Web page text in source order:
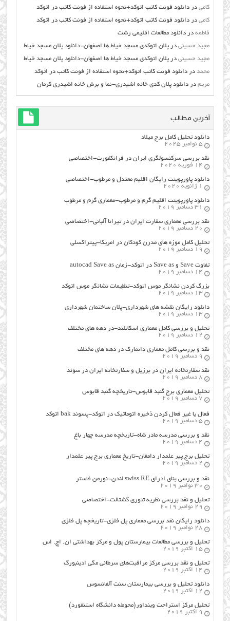
کامی دردانلود فونت کاتب اتوکد+نحوه استفاده از فونت کاتب در اتوکد
کامی دردانلود فونت کاتب اتوکد+نحوه استفاده از فونت کاتب در اتوکد
فاطمه دردانلود مطالعات اقليمي رشت
مجید حسینی درپلان اتوکدی مسجد خیاط ها اصفهان-دانلود پلان مسجد خیاط
مجید حسینی درپلان اتوکدی مسجد خیاط ها اصفهان-دانلود پلان مسجد خیاط
محمد دردانلود فونت کاتب اتوکد+نحوه استفاده از فونت کاتب در اتوکد
مریم دردانلود پلان کدی خانه اشیدری-نما و برش خانه اشیدری کرمان
آخرین مطالب
دانلود تحلیل کامل برج میلاد
5 نوامبر 2025
نقد بررسی سرکنسولگری ایران در فرانکفورت-اختصاصی
14 فوریه 2020
دانلود پاورپوینت رایگان اقلیم معتدل و مرطوب-اختصاصی
1 ژانویه 2020
دانلود پاورپوینت اقلیم گرم و مرطوب-معماری گرم و مرطوب
31 دسامبر 2019
نقد بررسی معماری سفارت ایران در تیرانا آلبانی-اختصاصی
20 دسامبر 2019
تحلیل کامل موزه های مدرن کودکان در امریکا-پیتراکسلی
19 دسامبر 2019
تفاوت Save و Save as در اتوکد-زمان autocad Save as
14 دسامبر 2019
بزرگ کردن نشانگر موس اتوکد-تنظیمات نشانگر موس اتوکد
13 دسامبر 2019
دانلود رایگان نقشه های شهرداری-پلان ساختمان شهرداری
13 دسامبر 2019
تحلیل و بررسی کامل معماری اسکاتلند-در دهه های مختلف
12 دسامبر 2019
نقد و بررسی کامل معماری دانمارک در دهه های مختلف
9 دسامبر 2019
نقد سفارتخانه ایران در برزیل و سفارتخانه ایران در سوئد
8 دسامبر 2019
تحلیل معماری برج گنبد قابوس-تاریخچه گنبد قابوس
7 دسامبر 2019
فعال یا غیر فعال کردن ذخیره اتوماتیک در اتوکد-پسوند bak اتوکد
5 دسامبر 2019
نقد و بررسی مدرسه مادر شاه-تاریخچه مدرسه چهار باغ
4 دسامبر 2019
تحلیل برج پیر علمدار دامغان-تاریخ معماری برج پیر علمدار
2 دسامبر 2019
نقد و بررسی بنای ادرای swiss RE لندن-نورمن فاستر
30 نوامبر 2019
تحلیل و نقد بررسی نظریه تئوری گشتالت-اختصاصی
29 نوامبر 2019
دانلود رایگان نقد بررسی معماری پل فلزی-تاریخچه پل فلزی
28 نوامبر 2019
تحلیل و بررسی مطالعات بیمارستان پول و مرکز بهداشتی ان. اچ. اس
15 اکتبر 2019
تحلیل و نقد بررسی مرکز مراقبت‌های سرطانی مگی ادینبورگ
14 اکتبر 2019
دانلود تحلیل و بررسی بیمارستان سنت آلفانسوس
12 اکتبر 2019
تحلیل مرکز استراحت وینداور(محوطه دانشگاه استنفورد)
9 اکتبر 2019